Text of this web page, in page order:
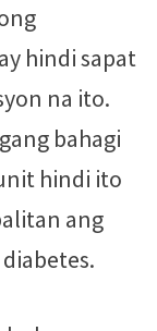
hindi sapat
na ito.
bahagi
hindi ito
ang